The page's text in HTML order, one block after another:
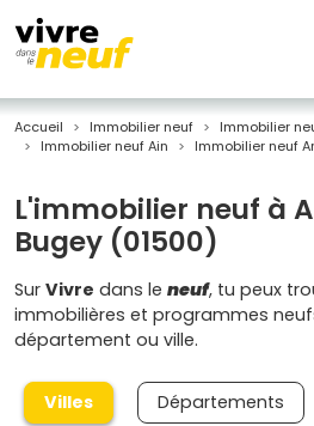
Accueil Immobilier neuf
Immobilier
Immobilier neuf Ain
Immobilier neuf
L'immobilier neuf à
Bugey (01500)
Sur Vivre dans le neuf, tu peux
immobilières et programmes
département ou ville.
Villes Départements